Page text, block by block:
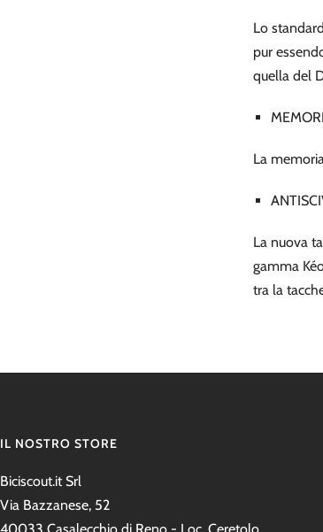
Lo
pur
quella del
La
La nuova
gamma
tra la
IL NOSTRO STORE
Biciscout.it Srl
Via Bazzanese, 52
40033 Casalecchio di Reno - Loc. Ceretolo